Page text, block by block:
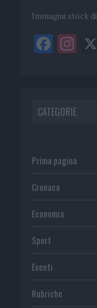
Immagini stock di
CATEGORIE
Prima pagina
Cronaca
Economia
Sport
Eventi
Rubriche